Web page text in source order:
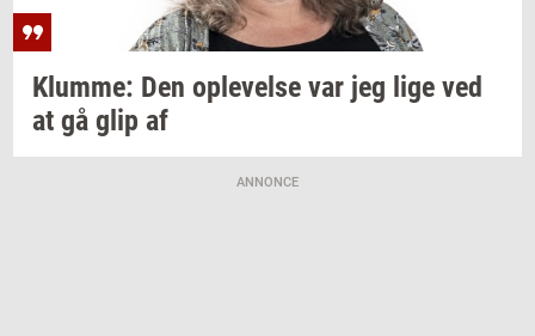
Klum­me: Den op­le­vel­se var jeg lige ved
at gå glip af
ANNONCE